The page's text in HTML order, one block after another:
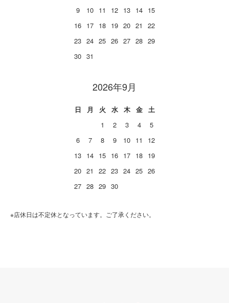
9
10 11 12 13 14 15
16 17 18 19 20 21
22
23 24 25 26 27 28 29
30 31
2026年9月
日 月 火 水 木 金
土
1
2 3 4
5
6
7 8 9 10 11
12
13 14 15 16 17 18 19
20 21 22 23 24 25 26
27 28 29 30
※店休日は不定休となっています。ご了承ください。